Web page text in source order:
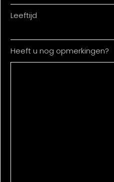
Leeftijd
Heeft u nog opmerkingen?